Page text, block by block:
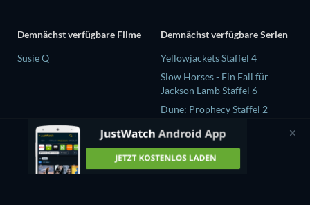
Demnächst verfügbare Filme
Susie Q
Demnächst verfügbare Serien
Yellowjackets Staffel 4
Slow Horses - Ein Fall für
Jackson Lamb Staffel 6
Dune: Prophecy Staffel 2
The Gentlemen Staffel 2
Love Is Blind: UK Staffel 3